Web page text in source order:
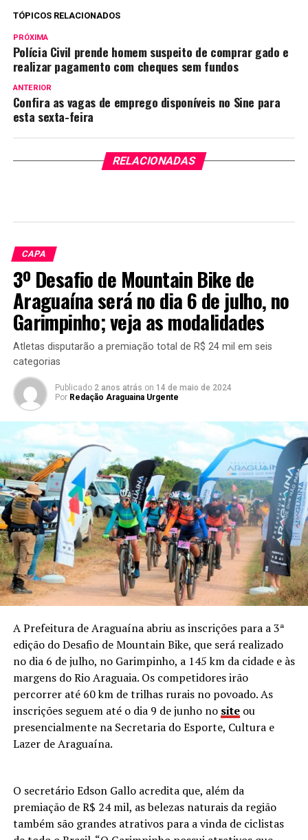
TÓPICOS RELACIONADOS
PRÓXIMA
Polícia Civil prende homem suspeito de comprar gado e
realizar pagamento com cheques sem fundos
ANTERIOR
Confira as vagas de emprego disponíveis no Sine para
esta sexta-feira
RELACIONADAS
CAPA
3º Desafio de Mountain Bike de
Araguaína será no dia 6 de julho, no
Garimpinho; veja as modalidades
Atletas disputarão a premiação total de R$ 24 mil em seis
categorias
Publicado 2 anos atrás on 14 de maio de 2024
Por Redação Araguaina Urgente
A Prefeitura de Araguaína abriu as inscrições para a 3ª
edição do Desafio de Mountain Bike, que será realizado
no dia 6 de julho, no Garimpinho, a 145 km da cidade e às
margens do Rio Araguaia. Os competidores irão
percorrer até 60 km de trilhas rurais no povoado. As
inscrições seguem até o dia 9 de junho no site ou
presencialmente na Secretaria do Esporte, Cultura e
Lazer de Araguaína.
O secretário Edson Gallo acredita que, além da
premiação de R$ 24 mil, as belezas naturais da região
também são grandes atrativos para a vinda de ciclistas